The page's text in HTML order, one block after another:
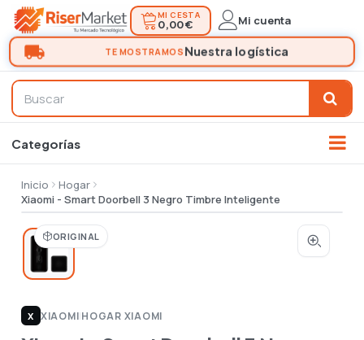
MI CESTA
0,00 € Mi cuenta
Inicio
Hogar
Xiaomi - Smart Doorbell 3 Negro Timbre Inteligente
ORIGINAL
X XIAOMI|HOGAR XIAOMI